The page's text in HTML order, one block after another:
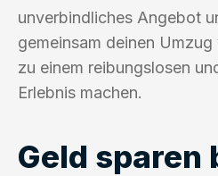
unverbindliches Angebot
gemeinsam deinen
zu einem reibungslosen
Erlebnis machen.
Geld sparen